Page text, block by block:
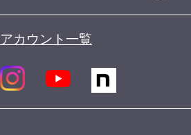
カウント一覧